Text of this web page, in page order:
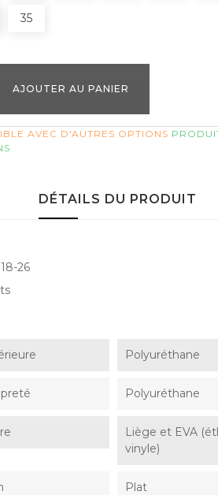
35
AJOUTER AU PANIER
AVEC D'AUTRES OPTIONS
DÉTAILS DU PRODUIT
26
Polyuréthane
Polyuréthane
Liège et EVA
vinyle)
Plat